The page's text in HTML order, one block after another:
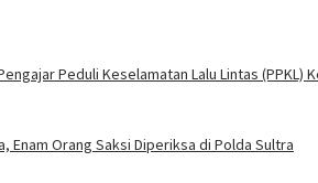
Peduli Keselamatan Lalu Lintas (PPKL)
Enam Orang Saksi Diperiksa di Polda Sultra